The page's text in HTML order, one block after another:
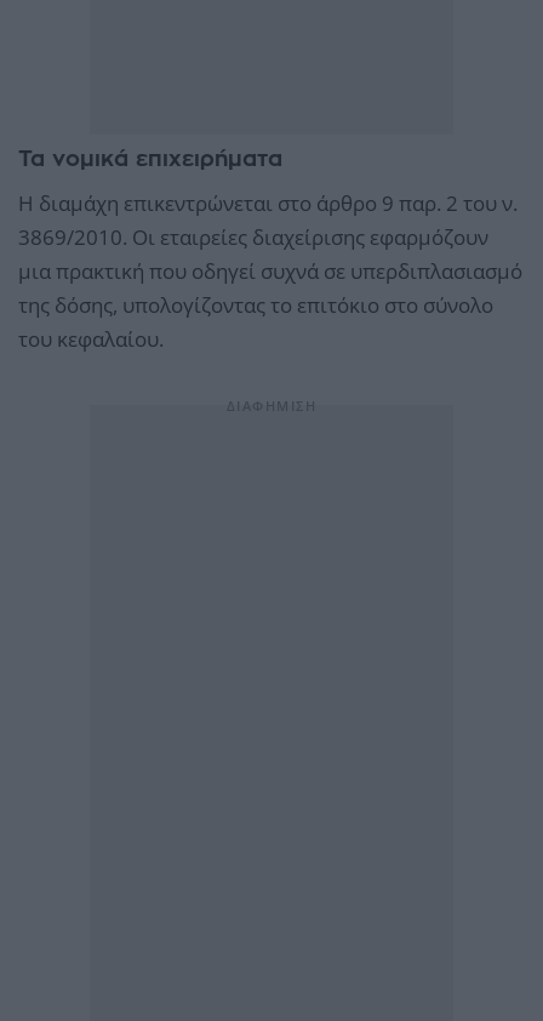
Τα νομικά επιχειρήματα
Η διαμάχη επικεντρώνεται στο άρθρο 9 παρ. 2 του ν.
3869/2010. Οι εταιρείες διαχείρισης εφαρμόζουν
μια πρακτική που οδηγεί συχνά σε υπερδιπλασιασμό
της δόσης, υπολογίζοντας το επιτόκιο στο σύνολο
του κεφαλαίου.